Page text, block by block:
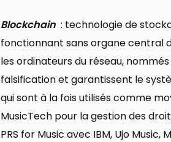
Blockchain : technologie de
fonctionnant sans organe central
les ordinateurs du réseau,
falsification et garantissent le
qui sont à la fois utilisés comme
MusicTech pour la gestion des
PRS for Music avec IBM, Ujo Music,